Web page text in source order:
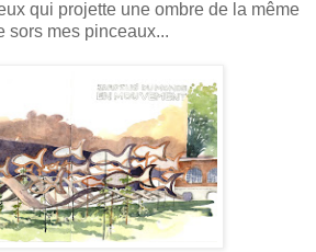
qui projette une ombre de la même
sors mes pinceaux...